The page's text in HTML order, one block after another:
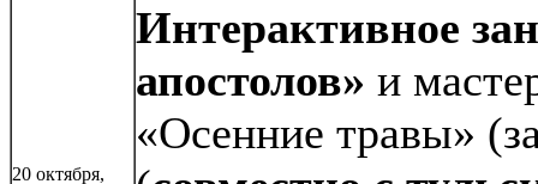
20 октября,
Интерактивное
апостолов» и
«Осенние травы»